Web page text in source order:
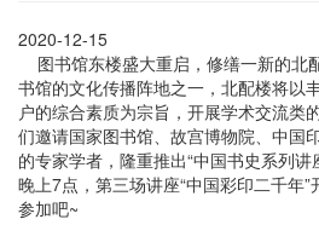
2020-12-15
图书馆东楼盛大重启，修缮一新的北
书馆的文化传播阵地之一，北配楼将以
户的综合素质为宗旨，开展学术交流类
们邀请国家图书馆、故宫博物院、中国
的专家学者，隆重推出“中国书史系列讲
晚上7点，第三场讲座“中国彩印二千年
参加吧~